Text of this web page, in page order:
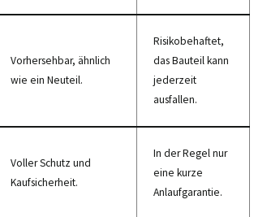
Vorhersehbar, ähnlich
wie ein Neuteil.
Risikobehaftet,
das Bauteil kann
jederzeit
ausfallen.
Voller Schutz und
Kaufsicherheit.
In der Regel nur
eine kurze
Anlaufgarantie.